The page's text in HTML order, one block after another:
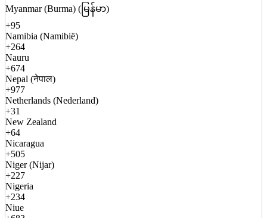
Myanmar (Burma) (မြန်မာ)
+95
Namibia (Namibië)
+264
Nauru
+674
Nepal (नेपाल)
+977
Netherlands (Nederland)
+31
New Zealand
+64
Nicaragua
+505
Niger (Nijar)
+227
Nigeria
+234
Niue